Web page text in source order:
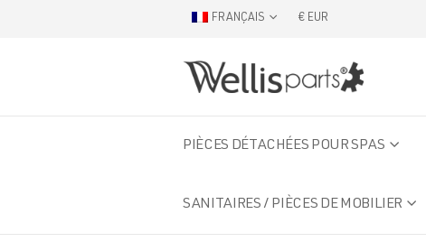
FRANÇAIS € EUR
PIÈCES DÉTACHÉES POUR SPAS
SANITAIRES / PIÈCES DE MOBILIER